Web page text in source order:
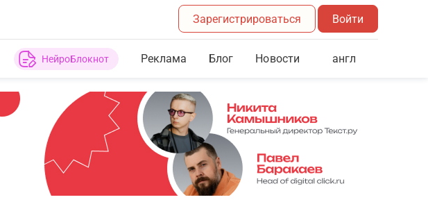
Зарегистрироваться Войти
НейроБлокнот Реклама Блог Новости англ